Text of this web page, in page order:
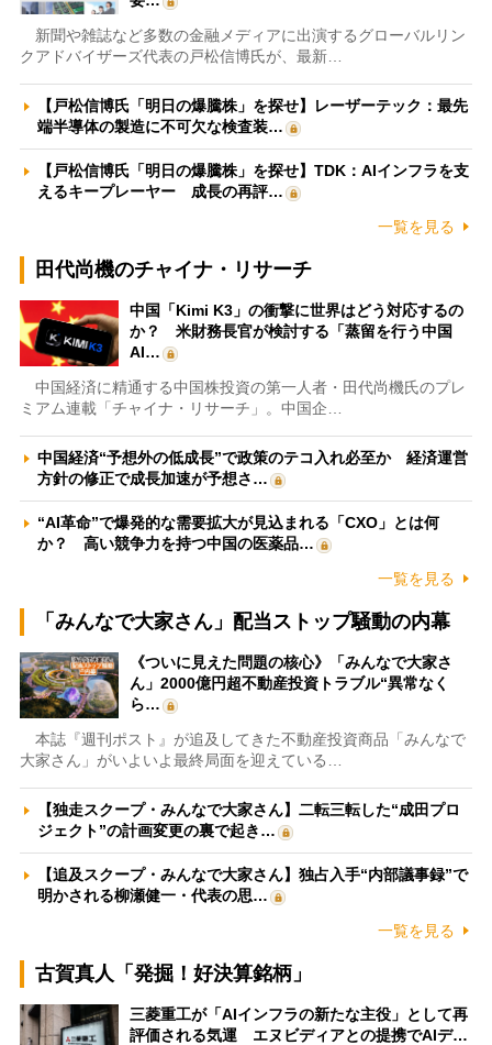
新聞や雑誌など多数の金融メディアに出演するグローバルリン
クアドバイザーズ代表の戸松信博氏が、最新…
【戸松信博氏「明日の爆騰株」を探せ】レーザーテック：最先
端半導体の製造に不可欠な検査装…
【戸松信博氏「明日の爆騰株」を探せ】TDK：AIインフラを支
えるキープレーヤー 成長の再評…
一覧を見る
田代尚機のチャイナ・リサーチ
中国「Kimi K3」の衝撃に世界はどう対応するの
か？ 米財務長官が検討する「蒸留を行う中国
AI…
中国経済に精通する中国株投資の第一人者・田代尚機氏のプレ
ミアム連載「チャイナ・リサーチ」。中国企…
中国経済“予想外の低成長”で政策のテコ入れ必至か 経済運営
方針の修正で成長加速が予想さ…
“AI革命”で爆発的な需要拡大が見込まれる「CXO」とは何
か？ 高い競争力を持つ中国の医薬品…
一覧を見る
「みんなで大家さん」配当ストップ騒動の内幕
《ついに見えた問題の核心》「みんなで大家さ
ん」2000億円超不動産投資トラブル“異常なく
ら…
本誌『週刊ポスト』が追及してきた不動産投資商品「みんなで
大家さん」がいよいよ最終局面を迎えている…
【独走スクープ・みんなで大家さん】二転三転した“成田プロ
ジェクト”の計画変更の裏で起き…
【追及スクープ・みんなで大家さん】独占入手“内部議事録”で
明かされる柳瀬健一・代表の思…
一覧を見る
古賀真人「発掘！好決算銘柄」
三菱重工が「AIインフラの新たな主役」として再
評価される気運 エヌビディアとの提携でAIデ…